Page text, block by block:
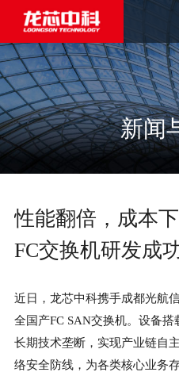
新闻
性能翻倍，成本
FC交换机研发成
近日，龙芯中科携手成都光航
全国产FC SAN交换机。设备
长期技术垄断，实现产业链自
络安全防线，为各类核心业务